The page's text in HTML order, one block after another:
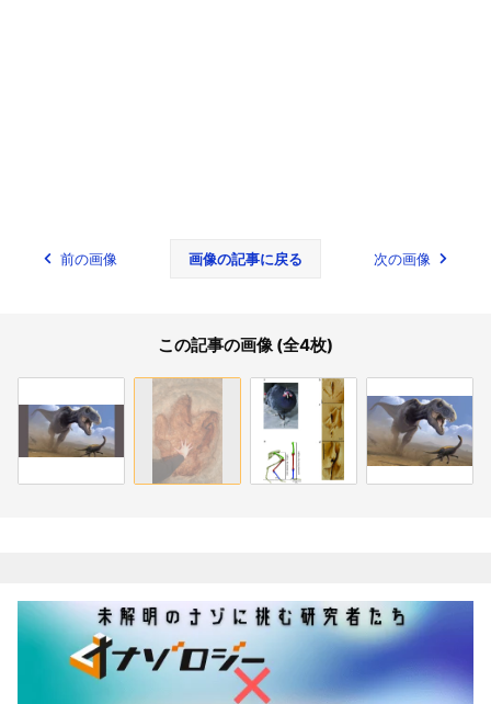
前の画像 画像の記事に戻る 次の画像
この記事の画像 (全4枚)